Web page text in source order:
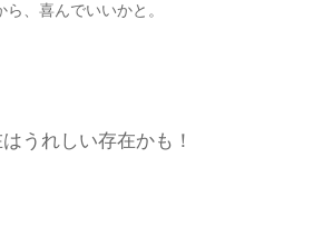
、喜んでいいかと。
うれしい存在かも！